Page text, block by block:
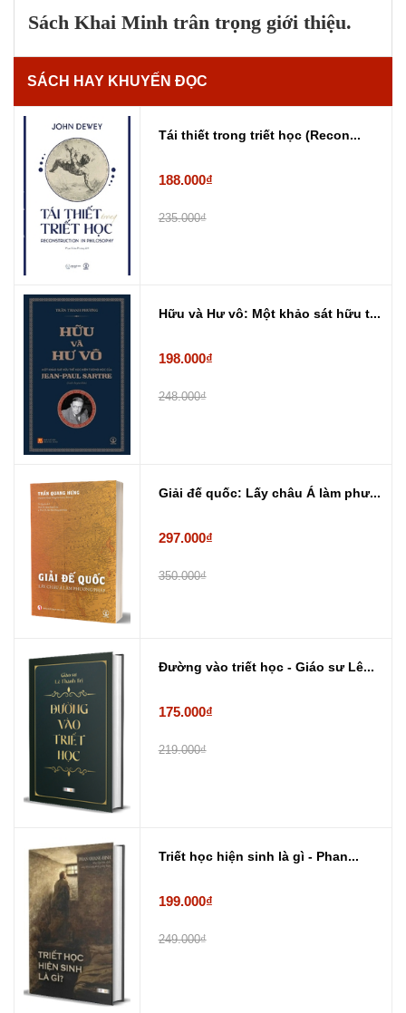
Sách Khai Minh trân trọng giới thiệu.
SÁCH HAY KHUYẾN ĐỌC
Tái thiết trong triết học (Recon...
188.000₫
235.000₫
Hữu và Hư vô: Một khảo sát hữu t...
198.000₫
248.000₫
Giải đế quốc: Lấy châu Á làm phư...
297.000₫
350.000₫
Đường vào triết học - Giáo sư Lê...
175.000₫
219.000₫
Triết học hiện sinh là gì - Phan...
199.000₫
249.000₫